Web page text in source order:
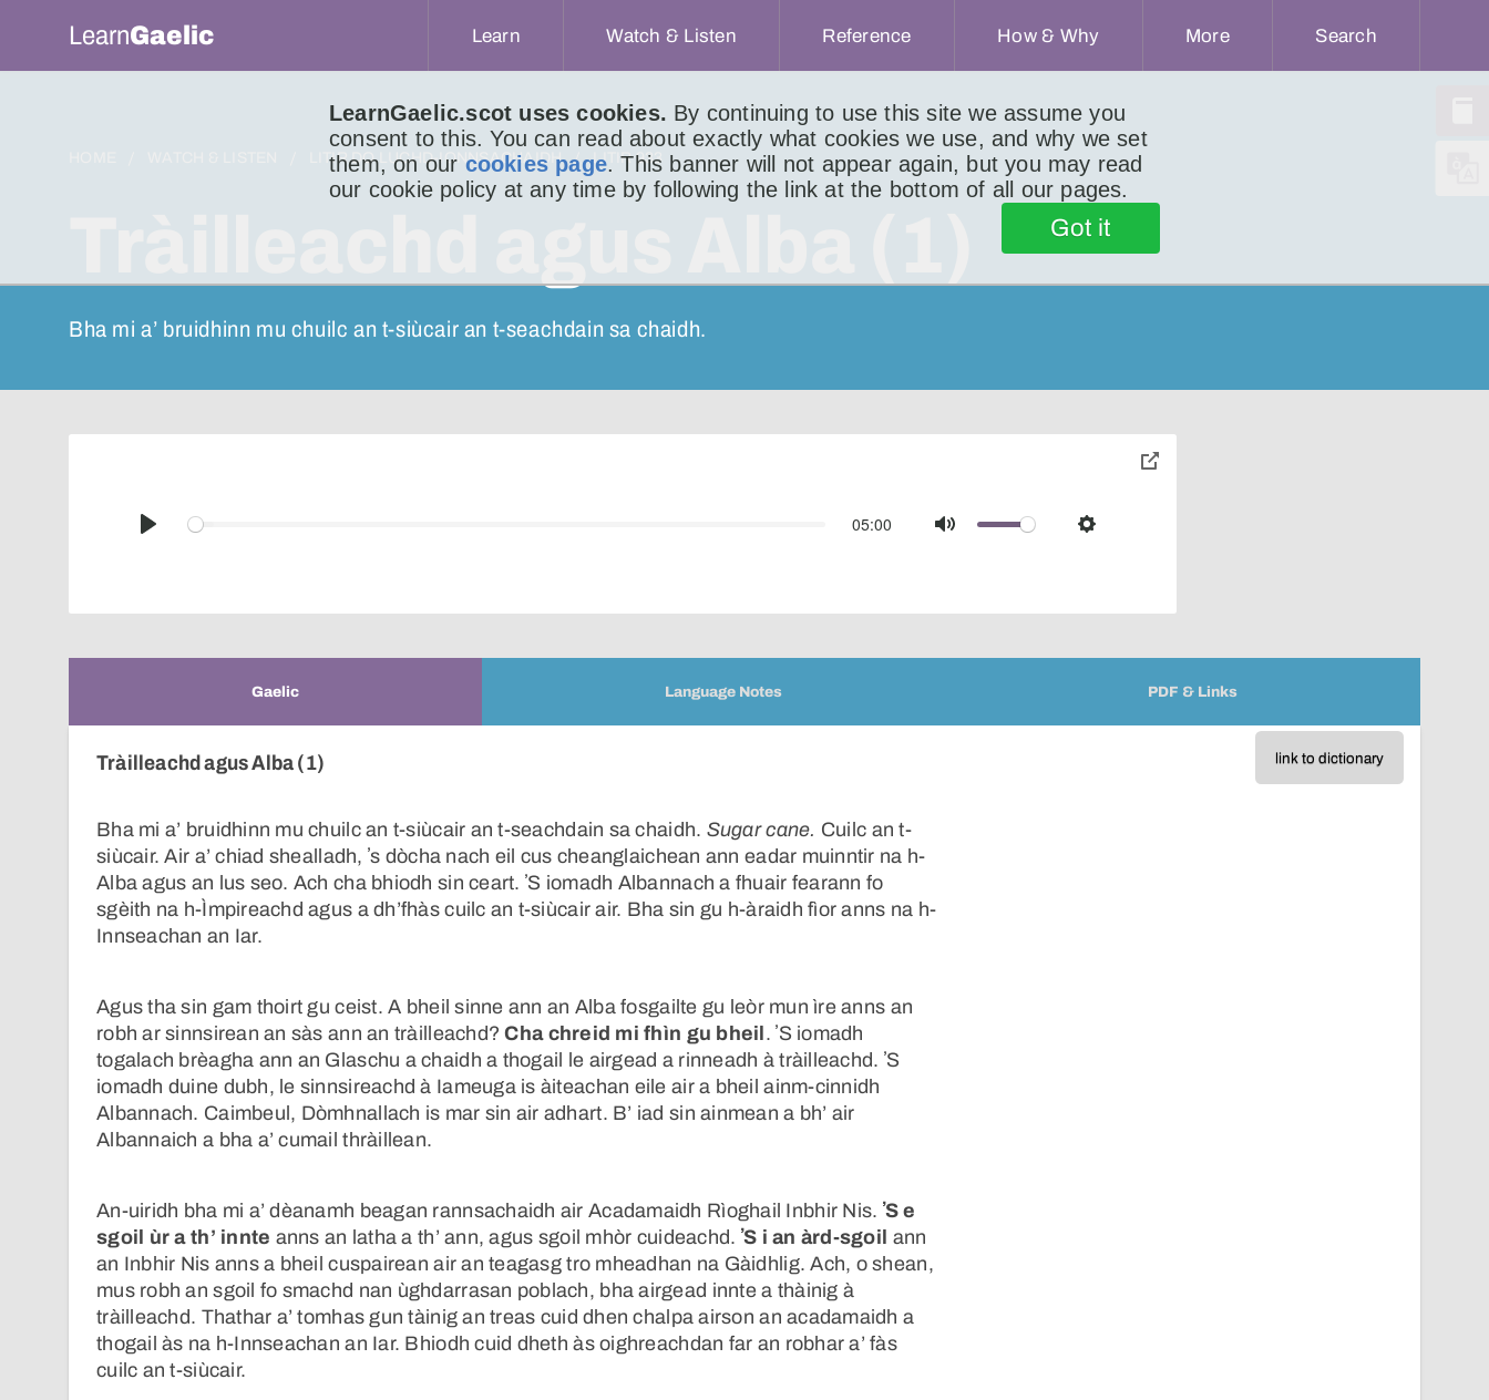
LearnGaelic.scot uses cookies. By continuing to use this site we assume you
consent to this. You can read about exactly what cookies we use, and why we set
them, on our cookies page. This banner will not appear again, but you may read
our cookie policy at any time by following the link at the bottom of all our pages.
Got it
LearnGaelic Learn Watch & Listen Reference How & Why More Search
LITIR DO LUCHD-IONNSACHAIDH LITIR 933
Bha mi a’ bruidhinn mu chuilc an t-siùcair an t-seachdain sa chaidh.
Play
05:00
Mute Settings
toggle
Gaelic Language Notes PDF & Links
link to dictionary
Tràilleachd agus Alba (1)
Bha mi a’ bruidhinn mu chuilc an t-siùcair an t-seachdain sa chaidh. Sugar cane. Cuilc an t-
siùcair. Air a’ chiad shealladh, ʼs dòcha nach eil cus cheanglaichean ann eadar muinntir na h-
Alba agus an lus seo. Ach cha bhiodh sin ceart. ʼS iomadh Albannach a fhuair fearann fo
sgèith na h-Ìmpireachd agus a dh’fhàs cuilc an t-siùcair air. Bha sin gu h-àraidh fìor anns na h-
Innseachan an Iar.
Agus tha sin gam thoirt gu ceist. A bheil sinne ann an Alba fosgailte gu leòr mun ìre anns an
robh ar sinnsirean an sàs ann an tràilleachd?Cha chreid mi fhìn gu bheil . ʼS iomadh
togalach brèagha ann an Glaschu a chaidh a thogail le airgead a rinneadh à tràilleachd. ʼS
iomadh duine dubh, le sinnsireachd à Iameuga is àiteachan eile air a bheil ainm-cinnidh
Albannach. Caimbeul, Dòmhnallach is mar sin air adhart. B’ iad sin ainmean a bh’ air
Albannaich a bha a’ cumail thràillean.
An-uiridh bha mi a’ dèanamh beagan rannsachaidh air Acadamaidh Rìoghail Inbhir Nis. ʼS e
sgoil ùr a th’ innte anns an latha a th’ ann, agus sgoil mhòr cuideachd. ʼS i an àrd-sgoil ann
an Inbhir Nis anns a bheil cuspairean air an teagasg tro mheadhan na Gàidhlig. Ach, o shean,
mus robh an sgoil fo smachd nan ùghdarrasan poblach, bha airgead innte a thàinig à
tràilleachd. Thathar a’ tomhas gun tàinig an treas cuid dhen chalpa airson an acadamaidh a
thogail às na h-Innseachan an Iar. Bhiodh cuid dheth às oighreachdan far an robhar a’ fàs
cuilc an t-siùcair.